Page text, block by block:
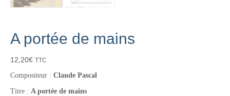
A portée de mains
12,20€ TTC
Compositeur : Claude Pascal
Titre : A portée de mains